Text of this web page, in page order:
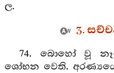
ල.
3.
74. බොහෝ වූ
ශෝභන වෙති.